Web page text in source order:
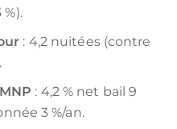
: 4,2 nuitées (contre
: 4,2 % net bail 9
3 %/an.